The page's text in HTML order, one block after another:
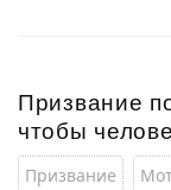
Призвание
чтобы
Призвание